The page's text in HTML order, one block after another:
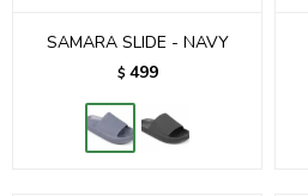
SAMARA SLIDE - NAVY
$ 499